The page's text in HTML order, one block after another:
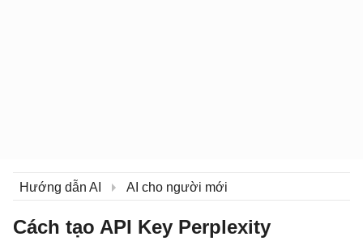
Hướng dẫn AI AI cho người mới
Cách tạo API Key Perplexity